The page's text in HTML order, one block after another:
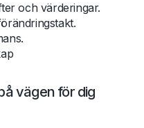
och värderingar.
vägen för dig